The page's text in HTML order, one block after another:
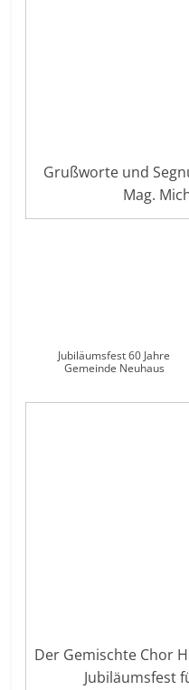
Grußworte und
Mag.
Jubiläumsfest 60 Jahre
Gemeinde Neuhaus
Der Gemischte Chor
Jubiläumsfest